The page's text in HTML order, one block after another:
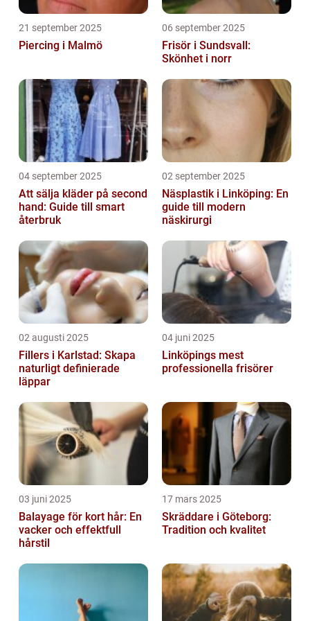
21 september 2025
Piercing i Malmö
06 september 2025
Frisör i Sundsvall:
Skönhet i norr
04 september 2025
Att sälja kläder på second
hand: Guide till smart
återbruk
02 september 2025
Näsplastik i Linköping: En
guide till modern
näskirurgi
02 augusti 2025
Fillers i Karlstad: Skapa
naturligt definierade
läppar
04 juni 2025
Linköpings mest
professionella frisörer
03 juni 2025
Balayage för kort hår: En
vacker och effektfull
hårstil
17 mars 2025
Skräddare i Göteborg:
Tradition och kvalitet